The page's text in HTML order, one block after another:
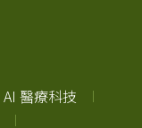
AI 醫療科技